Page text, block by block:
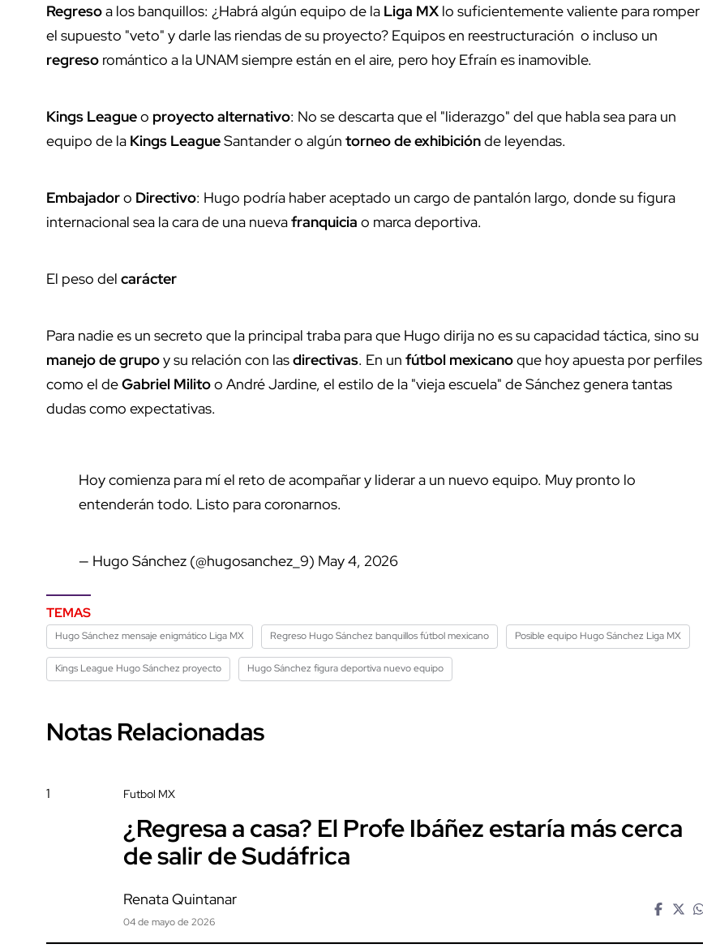
Regresoa los banquillos: ¿Habrá algún equipo de la Liga MX lo suficientemente valiente para romper
el supuesto "veto" y darle las riendas de su proyecto? Equipos en reestructuración o incluso un
regreso romántico a la UNAM siempre están en el aire, pero hoy Efraín es inamovible.
Kings Leagueo proyecto alternativo: No se descarta que el "liderazgo" del que habla sea para un
equipo de la Kings LeagueSantander o algún torneo de exhibiciónde leyendas.
Embajadoro Directivo: Hugo podría haber aceptado un cargo de pantalón largo, donde su figura
internacional sea la cara de una nuevafranquicia o marca deportiva.
El peso del carácter
Para nadie es un secreto que la principal traba para que Hugo dirija no es su capacidad táctica, sino su
manejo de grupoy su relación con lasdirectivas. En un fútbol mexicanoque hoy apuesta por perfiles
como el deGabriel Militoo André Jardine, el estilo de la "vieja escuela" de Sánchez genera tantas
dudas como expectativas.
Hoy comienza para mí el reto de acompañar y liderar a un nuevo equipo. Muy pronto lo
entenderán todo. Listo para coronarnos.
— Hugo Sánchez (@hugosanchez_9) May 4, 2026
TEMAS
Hugo Sánchez mensaje enigmático Liga MX Regreso Hugo Sánchez banquillos fútbol mexicano Posible equipo Hugo Sánchez Liga MX
Kings League Hugo Sánchez proyecto Hugo Sánchez figura deportiva nuevo equipo
Notas Relacionadas
1 Futbol MX
¿Regresa a casa? El Profe Ibáñez estaría más cerca
de salir de Sudáfrica
Renata Quintanar
04 de mayo de 2026